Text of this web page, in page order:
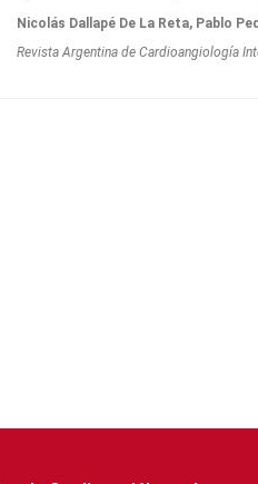
Nicolás Dallapé De La Reta, Pablo
Revista Argentina de Cardioangiologí­a